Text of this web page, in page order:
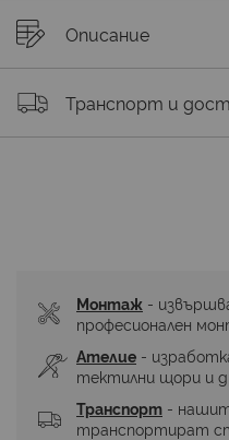
Описание
Транспорт и
Монтаж -
професионален
Ателие -
тектилни щори и
Транспорт -
транспортират